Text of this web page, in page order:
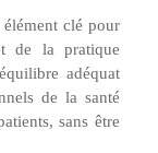
clé pour
de la pratique
adéquat
de la santé
sans être